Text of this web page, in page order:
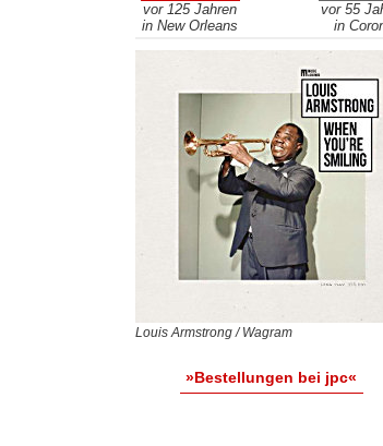
vor 125 Jahren
in New Orleans
vor 55
in
Louis Armstrong / Wagram
»Bestellungen bei jpc«